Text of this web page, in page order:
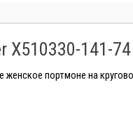
X510330-141-
женское портмоне на